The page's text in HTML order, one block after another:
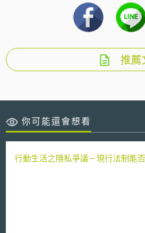
推薦
你可能還會想看
行動生活之隱私爭議－現行法制能